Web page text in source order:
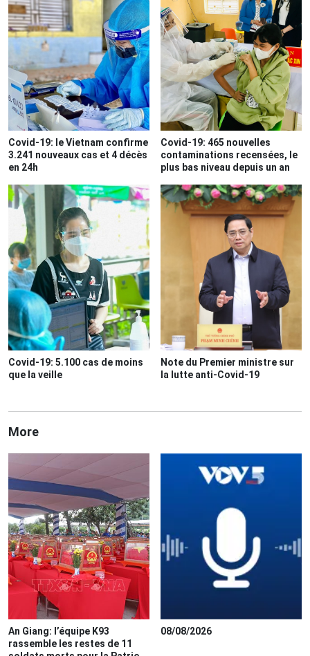
Covid-19: le Vietnam confirme
3.241 nouveaux cas et 4 décès
en 24h
Covid-19: 465 nouvelles
contaminations recensées, le
plus bas niveau depuis un an
Covid-19: 5.100 cas de moins
que la veille
Note du Premier ministre sur
la lutte anti-Covid-19
More
An Giang: l’équipe K93
rassemble les restes de 11
08/08/2026